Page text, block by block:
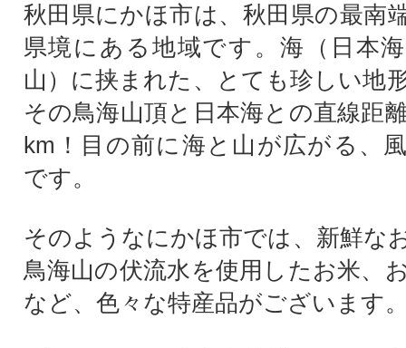
秋田県にかほ市は、秋田県の最南
県境にある地域です。海（日本
山）に挟まれた、とても珍しい地
その鳥海山頂と日本海との直線距
km！目の前に海と山が広がる、
です。
そのようなにかほ市では、新鮮な
鳥海山の伏流水を使用したお米、
など、色々な特産品がございます